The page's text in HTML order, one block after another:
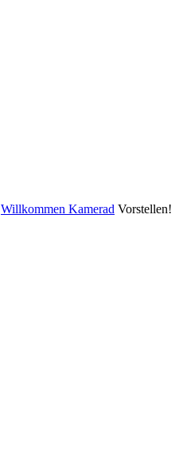
Willkommen Kamerad Vorstellen!